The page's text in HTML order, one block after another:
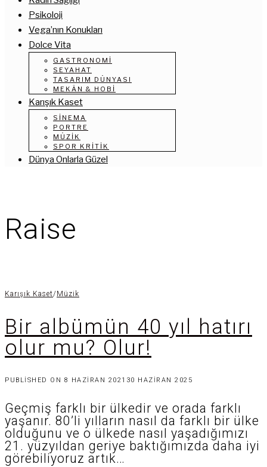
Psikoloji
Vega’nın Konukları
Dolce Vita
GASTRONOMI
SEYAHAT
TASARIM DÜNYASI
MEKÂN & HOBI
Karışık Kaset
SINEMA
PORTRE
MÜZIK
SPOR KRITIK
Dünya Onlarla Güzel
Raise
Karışık Kaset/Müzik
Bir albümün 40 yıl hatırı
olur mu? Olur!
PUBLISHED ON 8 HAZIRAN 2021 30 HAZIRAN 2025
Geçmiş farklı bir ülkedir ve orada farklı
yaşanır. 80’li yılların nasıl da farklı bir ülke
olduğunu ve o ülkede nasıl yaşadığımızı
21. yüzyıldan geriye baktığımızda daha iyi
görebiliyoruz artık…